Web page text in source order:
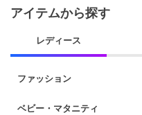
アイテムから探す
レディース
ファッション
ベビー・マタニティ